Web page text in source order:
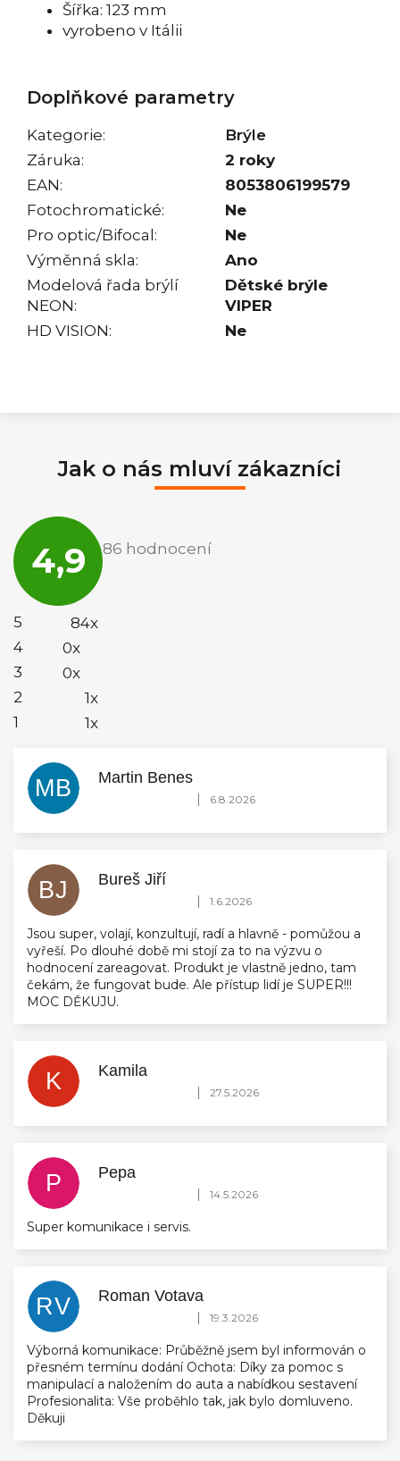
Šířka: 123 mm
vyrobeno v Itálii
Doplňkové parametry
Kategorie:
Brýle
Záruka:
2 roky
EAN:
8053806199579
Fotochromatické:
Ne
Pro optic/Bifocal:
Ne
Výměnná skla:
Ano
Modelová řada brýlí
NEON:
Dětské brýle
VIPER
HD VISION: Ne
Jak o nás mluví zákazníci
4,9
obchodu
je
86 hodnocení
5
84x
4
0x
3
0x
2
1x
1
1x
MB Martin Benes
Hodnocení obchodu je 5 z 5 hvězdiček.
| 6.8.2026
BJ Bureš Jiří
Hodnocení obchodu je 5 z 5 hvězdiček.
| 1.6.2026
Jsou super, volají, konzultují, radí a hlavně - pomůžou a
vyřeší. Po dlouhé době mi stojí za to na výzvu o
hodnocení zareagovat. Produkt je vlastně jedno, tam
čekám, že fungovat bude. Ale přístup lidí je SUPER!!!
MOC DĚKUJU.
K Kamila
Hodnocení obchodu je 5 z 5 hvězdiček.
| 27.5.2026
P Pepa
Hodnocení obchodu je 5 z 5 hvězdiček.
| 14.5.2026
Super komunikace i servis.
RV Roman Votava
Hodnocení obchodu je 5 z 5 hvězdiček.
| 19.3.2026
Výborná komunikace: Průběžně jsem byl informován o
přesném termínu dodání Ochota: Díky za pomoc s
manipulací a naložením do auta a nabídkou sestavení
Profesionalita: Vše proběhlo tak, jak bylo domluveno.
Děkuji